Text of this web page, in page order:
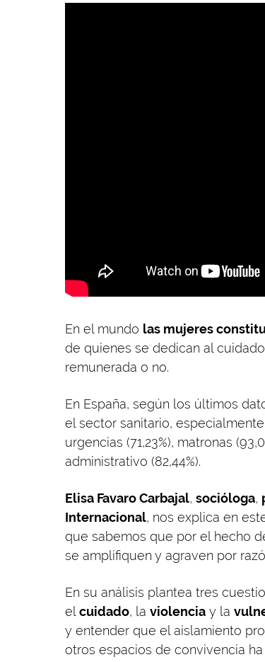
En el mundo las mujeres
de quienes se dedican al
remunerada o no.
En España, según los últimos
el sector sanitario,
urgencias (71,23%), matronas
administrativo (82,44%).
Elisa Favaro Carbajal, socióloga,
Internacional, nos explica en
que sabemos que por el hecho
se amplifiquen y agraven por
En su análisis plantea tres
el cuidado, la violencia y la
y entender que el aislamiento
otros espacios de convivencia